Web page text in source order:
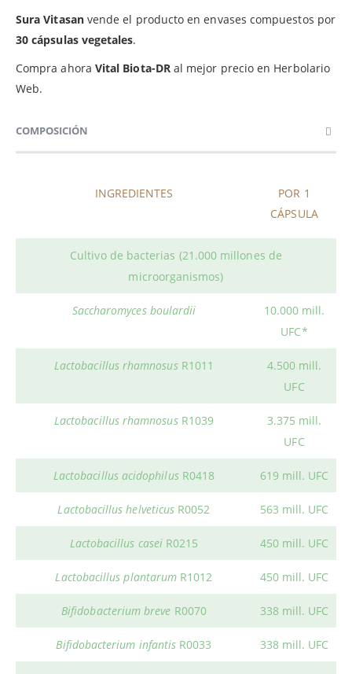
Sura Vitasanvende el producto en envases compuestos por
30 cápsulas vegetales.
Compra ahora Vital Biota-DRal mejor precio en Herbolario
Web.
COMPOSICIÓN
INGREDIENTES
POR 1
CÁPSULA
Cultivo de bacterias (21.000 millones de
microorganismos)
Saccharomyces boulardii
10.000 mill.
UFC*
Lactobacillus rhamnosusR1011
4.500 mill.
UFC
Lactobacillus rhamnosusR1039
3.375 mill.
UFC
Lactobacillus acidophilusR0418 619 mill. UFC
Lactobacillus helveticus R0052 563 mill. UFC
Lactobacillus caseiR0215 450 mill. UFC
Lactobacillus plantarum R1012 450 mill. UFC
Bifidobacterium breve R0070 338 mill. UFC
Bifidobacterium infantis R0033 338 mill. UFC